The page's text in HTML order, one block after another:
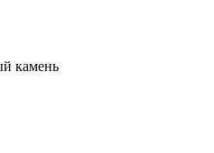
камень